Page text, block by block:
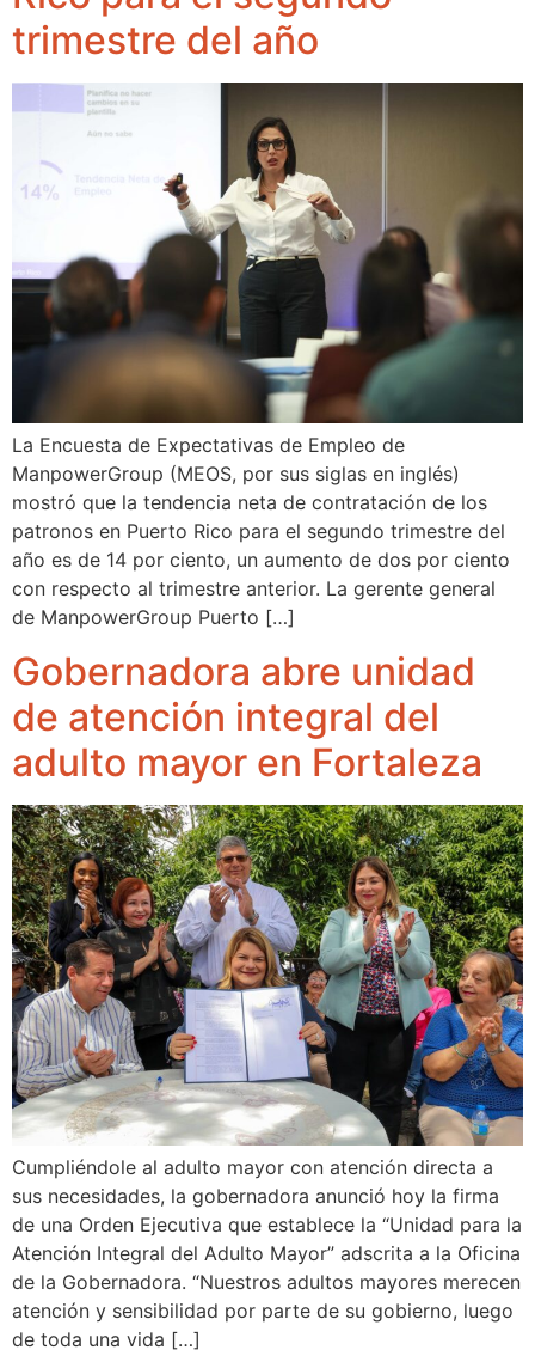
trimestre del año
La Encuesta de Expectativas de Empleo de
ManpowerGroup (MEOS, por sus siglas en inglés)
mostró que la tendencia neta de contratación de los
patronos en Puerto Rico para el segundo trimestre del
año es de 14 por ciento, un aumento de dos por ciento
con respecto al trimestre anterior. La gerente general
de ManpowerGroup Puerto […]
Gobernadora abre unidad
de atención integral del
adulto mayor en Fortaleza
Cumpliéndole al adulto mayor con atención directa a
sus necesidades, la gobernadora anunció hoy la firma
de una Orden Ejecutiva que establece la “Unidad para la
Atención Integral del Adulto Mayor” adscrita a la Oficina
de la Gobernadora. “Nuestros adultos mayores merecen
atención y sensibilidad por parte de su gobierno, luego
de toda una vida […]